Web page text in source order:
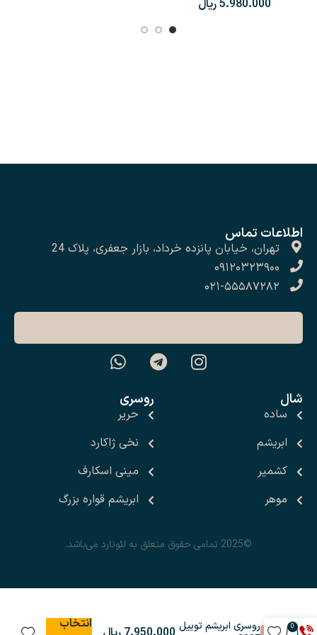
ریال
شال
ساده
ابریشم
کشمیر
موهر
روسری
حریر
نخی ژاکارد
مینی اسکارف
ابریشم قواره بزرگ
اطلاعات تماس
تهران، خیابان پانزده خرداد، بازار جعفری، پلاک 24
۰۹۱۲۰۳۲۳۹۰۰
۰۲۱-۵۵۵۸۷۲۸۲
©2025 تمامی حقوق متعلق به لئونارد می‌باشد.
روسری ابریشم توییل
انتخاب
0